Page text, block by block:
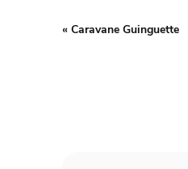
« Caravane Guinguette